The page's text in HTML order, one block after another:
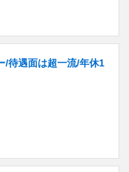
/待遇面は超一流/年休1